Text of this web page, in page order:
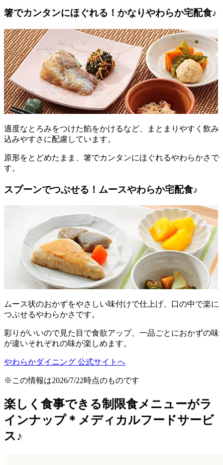
箸でカンタンにほぐれる！かなりやわらか宅配食♪
適度なとろみをつけた餡をかけるなど、まとまりやすく飲み
込みやすさに配慮しています。
原形をとどめたまま、箸でカンタンにほぐれるやわらかさで
す。
スプーンでつぶせる！ムースやわらか宅配食♪
ムース状のおかずをやさしい味付けで仕上げ、口の中で楽に
つぶせるやわらかさです。
彩りがいいので見た目で食欲アップ、一品ごとにおかずの味
が違いそれぞれの味が楽しめます。
やわらかダイニング 公式サイトへ
※この情報は2026/7/22時点のものです
楽しく食事できる制限食メニューがラ
インナップ＊メディカルフードサービ
ス♪